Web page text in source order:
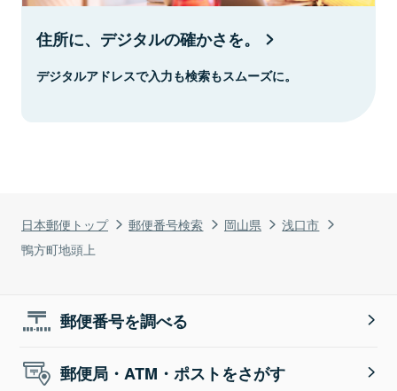
日本郵便トップ 郵便番号検索 岡山県
浅口市
鴨方町地頭上
住所に、デジタルの確かさを。
デジタルアドレスで入力も検索もスムーズに。
郵便番号を調べる
郵便局・ATM・ポストをさがす